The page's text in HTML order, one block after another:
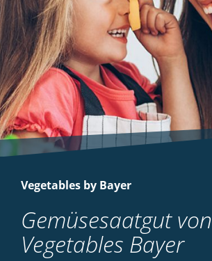
Vegetables by Bayer
Gemüsesaatgut von
Vegetables Bayer